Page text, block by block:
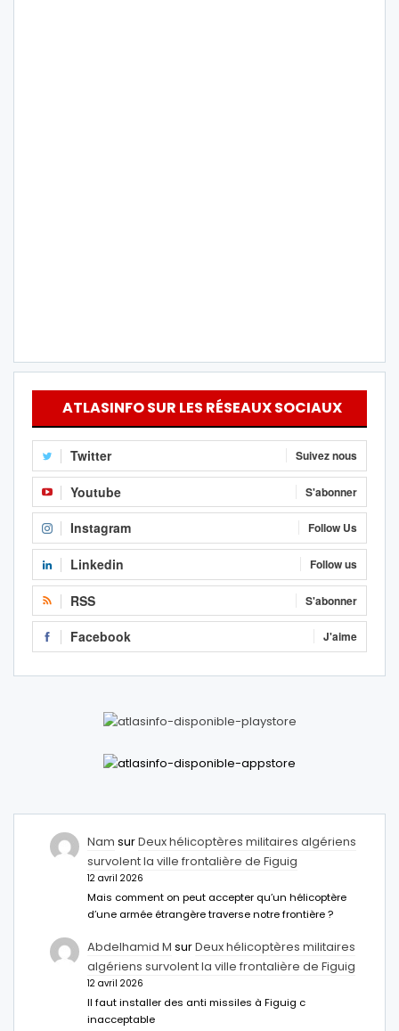
ATLASINFO SUR LES RÉSEAUX SOCIAUX
Twitter Suivez nous
Youtube S'abonner
Instagram Follow Us
Linkedin Follow us
RSS S'abonner
Facebook J'aime
Nam surDeux hélicoptères militaires algériens
survolent la ville frontalière de Figuig
12 avril 2026
Mais comment on peut accepter qu’un hélicoptère
d’une armée étrangère traverse notre frontière ?
Abdelhamid M surDeux hélicoptères militaires
algériens survolent la ville frontalière de Figuig
12 avril 2026
Il faut installer des anti missiles à Figuig c
inacceptable